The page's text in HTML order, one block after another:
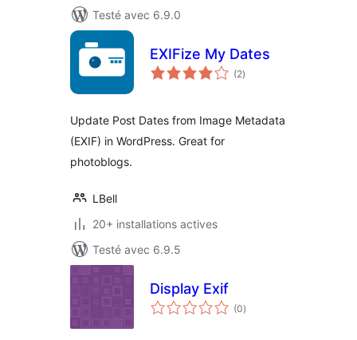
Testé avec 6.9.0
EXIFize My Dates
(2notes
en
)
Update Post Dates from Image Metadata
(EXIF) in WordPress. Great for
photoblogs.
LBell
20+ installations actives
Testé avec 6.9.5
Display Exif
(0notes
en
)